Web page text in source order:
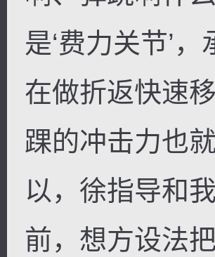
是‘费力关节’
在做折返快速
踝的冲击力也
以，徐指导和
前，想方设法